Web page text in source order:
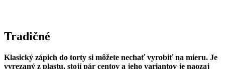
Tradičné
Klasický zápich do torty si môžete nechať vyrobiť na mieru. Je
vyrezaný z plastu, stojí pár centov a jeho variantov je naozaj